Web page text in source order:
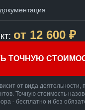
от 12 600 ₽
ТОЧНУЮ
от вида
Точную стоимость
- бесплатно и без